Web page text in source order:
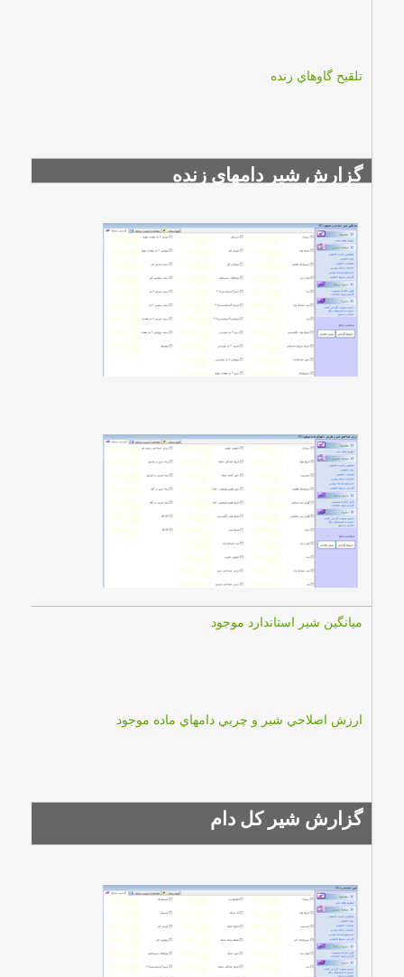
تلقيح گاوهاي زنده
گزارش شير دامهاي زنده
ميانگين شير استاندارد موجود
ارزش اصلاحي شير و چربي دامهاي ماده موجود
گزارش شير كل دام